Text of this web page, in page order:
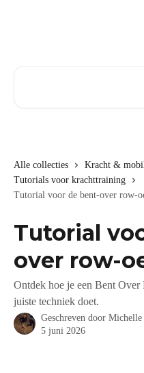
Alle collecties
Kracht &
Tutorials voor krachttraining
Tutorial voor de bent-over row-
Tutorial
over row-
Ontdek hoe je een Bent
juiste techniek doet.
Geschreven door Michelle
5 juni 2026